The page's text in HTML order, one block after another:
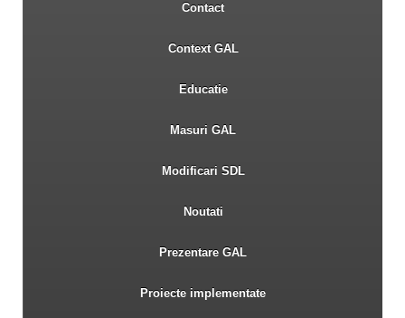
Contact
Context GAL
Educatie
Masuri GAL
Modificari SDL
Noutati
Prezentare GAL
Proiecte implementate